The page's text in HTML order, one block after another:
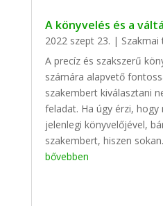
A könyvelés és a
2022 szept 23. | Szakmai
A precíz és szakszerű
számára alapvető
szakembert kiválasztani
feladat. Ha úgy érzi,
jelenlegi könyvelőjével,
szakembert, hiszen
bővebben